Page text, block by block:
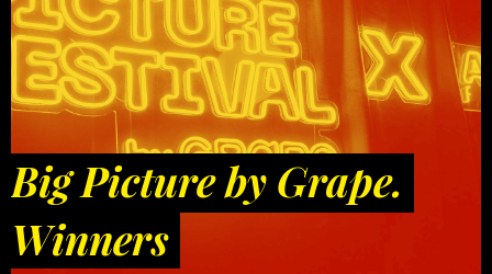
Big Picture by Grape.
Winners